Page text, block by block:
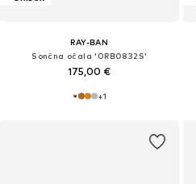
RAY-BAN
Sončna očala '0RB0832S'
175,00 €
+1